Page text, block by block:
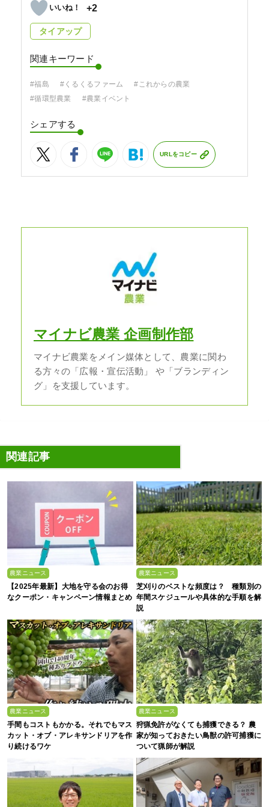
+2
タイアップ
関連キーワード
#福島 #くるくるファーム
#これからの農業
#循環型農業
#農業イベント
シェアする
URLをコピー
マイナビ農業 企画制作部
マイナビ農業をメイン媒体として、農業に関わ
る方々の「広報・宣伝活動」 や「ブランディン
グ」を支援しています。
関連記事
農業ニュース
【2025年最新】大地を守る会のお得
なクーポン・キャンペーン情報まとめ
農業ニュース
芝刈りのベストな頻度は？ 種類別の
年間スケジュールや具体的な手順を解
説
農業ニュース
手間もコストもかかる。それでもマス
カット・オブ・アレキサンドリアを作
り続けるワケ
農業ニュース
狩猟免許がなくても捕獲できる？ 農
家が知っておきたい鳥獣の許可捕獲に
ついて猟師が解説